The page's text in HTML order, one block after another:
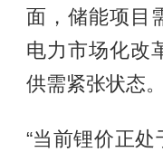
面，储能项目
电力市场化改
供需紧张状态。
“当前锂价正